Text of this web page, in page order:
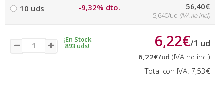
10 uds -9,32% dto. 56,40€
5,64€/ud (IVA no incl)
¡En Stock
893 uds! 6,22€/1 ud
6,22€/ud (IVA no incl)
Total con IVA: 7,53€